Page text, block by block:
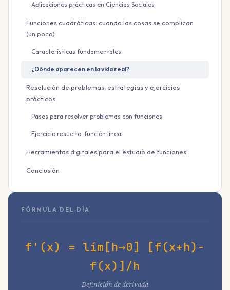
Aplicaciones prácticas en Ciencias Sociales
Funciones cuadráticas: cuando las cosas se complican
(un poco)
Características fundamentales
¿Dónde aparecen en la vida real?
Resolución de problemas: estrategias y ejercicios
prácticos
Pasos para resolver problemas con funciones
Ejercicio resuelto: función lineal
Herramientas digitales para el estudio de funciones
Conclusión
FÓRMULA DEL DÍA
f'(x) = lím[h→0] [f(x+h)-
f(x)]/h
Definición de derivada